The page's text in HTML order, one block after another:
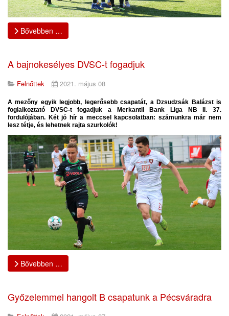
Bővebben …
A bajnokesélyes DVSC-t fogadjuk
Felnőttek 2021. május 08
A mezőny egyik legjobb, legerősebb csapatát, a Dzsudzsák Balázst is
foglalkoztató DVSC-t fogadjuk a Merkantil Bank Liga NB II. 37.
fordulójában. Két jó hír a meccsel kapcsolatban: számunkra már nem
lesz tétje, és lehetnek rajta szurkolók!
Bővebben …
Győzelemmel hangolt B csapatunk a Pécsváradra